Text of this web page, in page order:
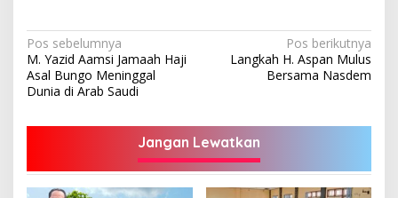
Navigasi
pos
Pos sebelumnya
M. Yazid Aamsi Jamaah Haji
Asal Bungo Meninggal
Dunia di Arab Saudi
Pos berikutnya
Langkah H. Aspan Mulus
Bersama Nasdem
Jangan Lewatkan